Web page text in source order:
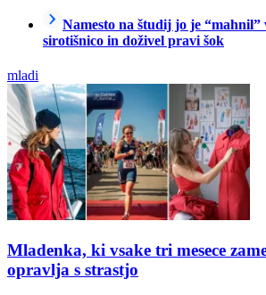
Namesto na študij jo je “mahnil”
sirotišnico in doživel pravi šok
mladi
Mladenka, ki vsake tri mesece
opravlja s strastjo